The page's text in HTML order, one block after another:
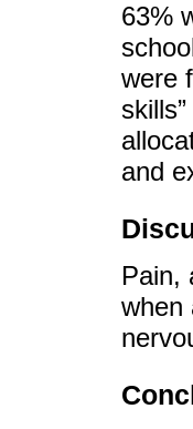
63%
were
and
Pain,
when